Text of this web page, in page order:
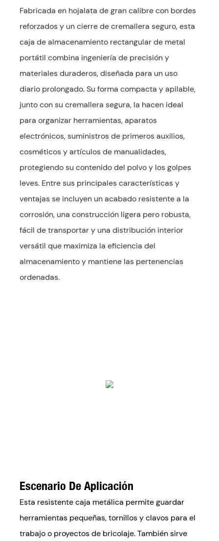
Fabricada en hojalata de gran calibre con bordes
reforzados y un cierre de cremallera seguro, esta
caja de almacenamiento rectangular de metal
portátil combina ingeniería de precisión y
materiales duraderos, diseñada para un uso
diario prolongado. Su forma compacta y apilable,
junto con su cremallera segura, la hacen ideal
para organizar herramientas, aparatos
electrónicos, suministros de primeros auxilios,
cosméticos y artículos de manualidades,
protegiendo su contenido del polvo y los golpes
leves. Entre sus principales características y
ventajas se incluyen un acabado resistente a la
corrosión, una construcción ligera pero robusta,
fácil de transportar y una distribución interior
versátil que maximiza la eficiencia del
almacenamiento y mantiene las pertenencias
ordenadas.
Escenario De Aplicación
Esta resistente caja metálica permite guardar
herramientas pequeñas, tornillos y clavos para el
trabajo o proyectos de bricolaje. También sirve